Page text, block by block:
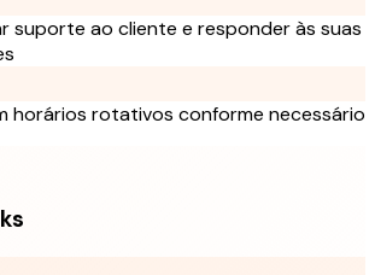
suporte ao cliente e responder às suas
horários rotativos conforme necessário